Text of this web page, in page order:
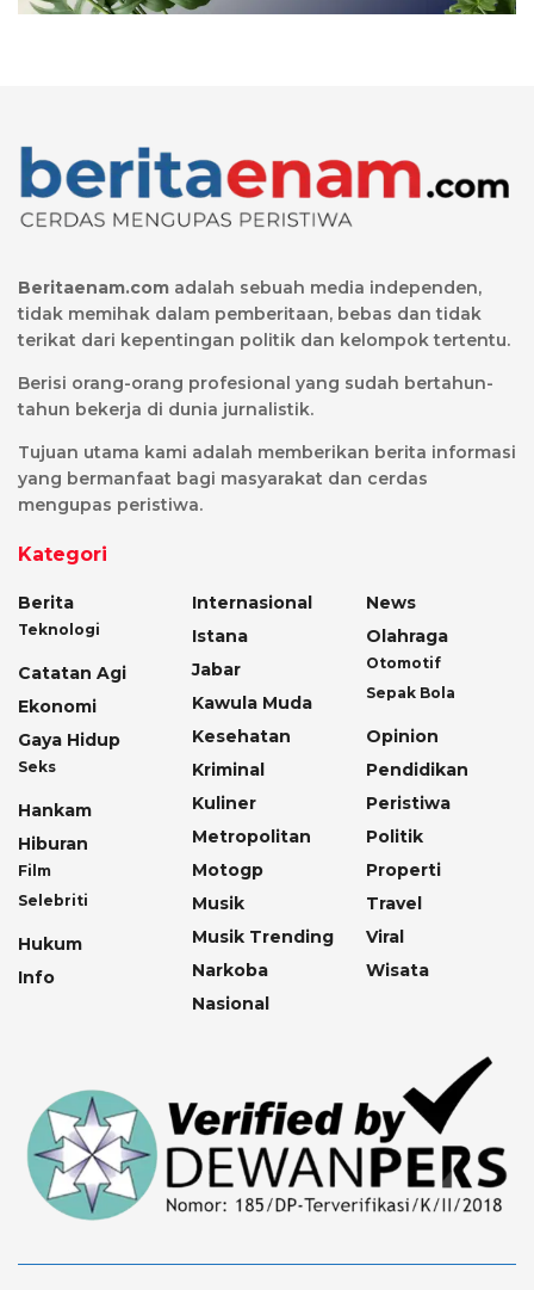
Beritaenam.com adalah sebuah media independen,
tidak memihak dalam pemberitaan, bebas dan tidak
terikat dari kepentingan politik dan kelompok tertentu.
Berisi orang-orang profesional yang sudah bertahun-
tahun bekerja di dunia jurnalistik.
Tujuan utama kami adalah memberikan berita informasi
yang bermanfaat bagi masyarakat dan cerdas
mengupas peristiwa.
Kategori
Berita
Teknologi
Catatan Agi
Ekonomi
Gaya Hidup
Seks
Hankam
Hiburan
Film
Selebriti
Hukum
Info
Internasional
Istana
Jabar
Kawula Muda
Kesehatan
Kriminal
Kuliner
Metropolitan
Motogp
Musik
Musik Trending
Narkoba
Nasional
News
Olahraga
Otomotif
Sepak Bola
Opinion
Pendidikan
Peristiwa
Politik
Properti
Travel
Viral
Wisata